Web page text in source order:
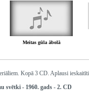
Meitas gūla ābolā
Kopā 3 CD. Aplausi
svētki - 1960. gads - 2. CD